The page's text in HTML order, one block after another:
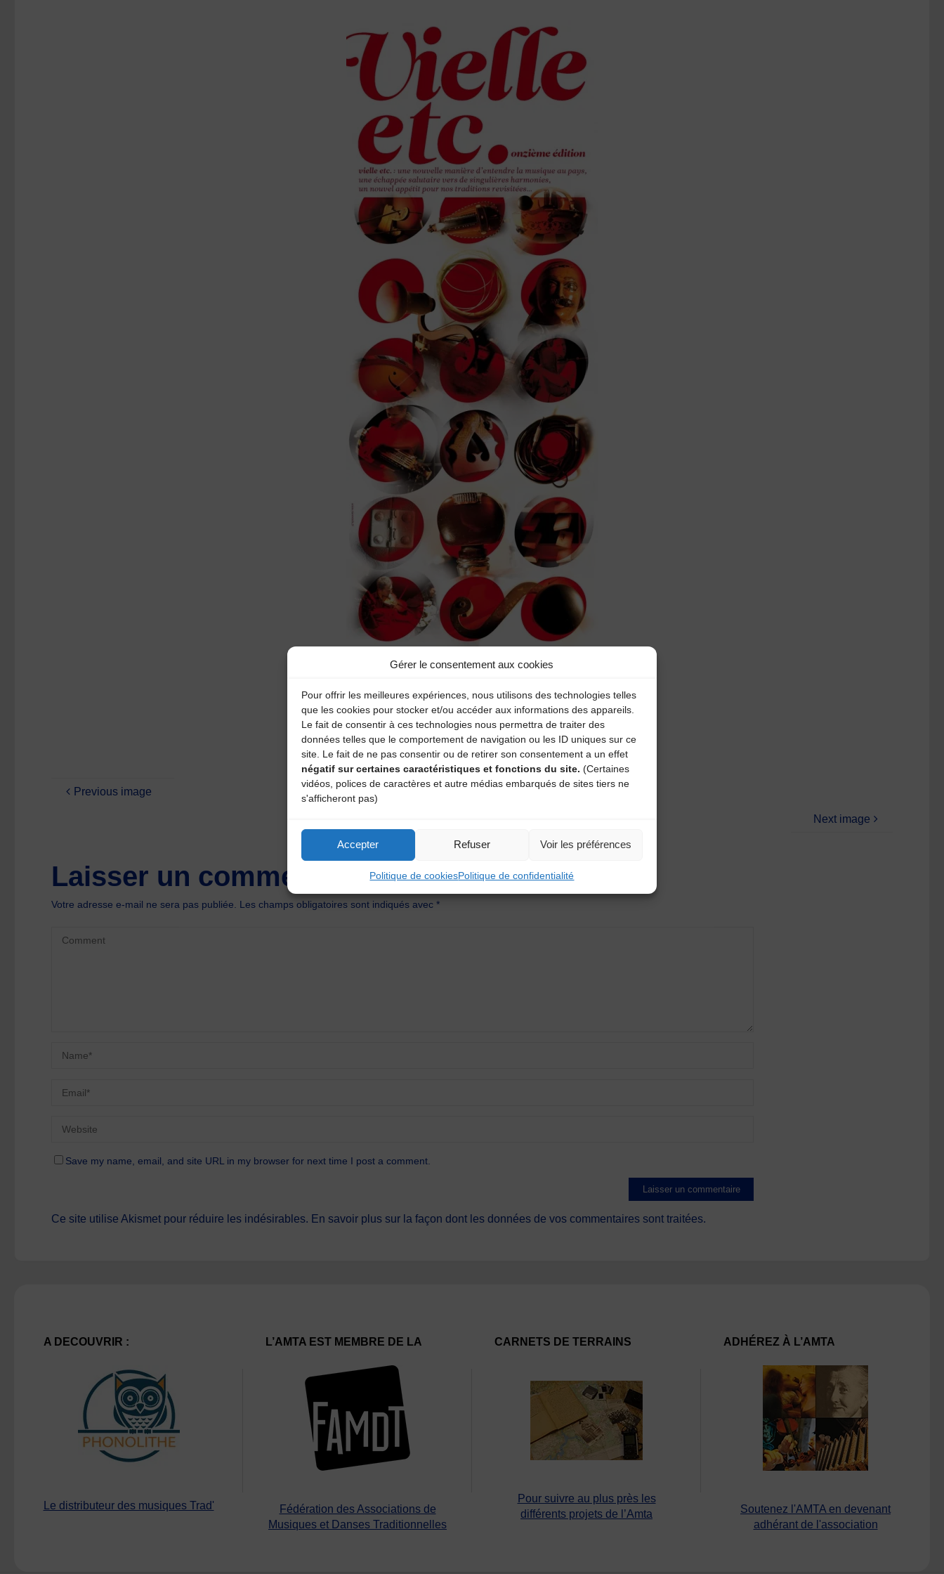
Gérer le consentement aux cookies
Pour offrir les meilleures expériences, nous utilisons des technologies telles
que les cookies pour stocker et/ou accéder aux informations des appareils.
Le fait de consentir à ces technologies nous permettra de traiter des
données telles que le comportement de navigation ou les ID uniques sur ce
site. Le fait de ne pas consentir ou de retirer son consentement a un effet
négatif sur certaines caractéristiques et fonctions du site. (Certaines
vidéos, polices de caractères et autre médias embarqués de sites tiers ne
s'afficheront pas)
Accepter Refuser Voir les préférences
Politique de cookiesPolitique de confidentialité
Previous image
Next image
Laisser un commentaire
Votre adresse e-mail ne sera pas publiée. Les champs obligatoires sont indiqués avec*
Save my name, email, and site URL in my browser for next time I post a comment.
Ce site utilise Akismet pour réduire les indésirables. En savoir plus sur la façon dont les données de vos commentaires sont traitées.
A DECOUVRIR :
Le distributeur des musiques Trad'
L’AMTA EST MEMBRE DE LA
Fédération des Associations de
Musiques et Danses Traditionnelles
CARNETS DE TERRAINS
Pour suivre au plus près les
différents projets de l’Amta
ADHÉREZ À L’AMTA
Soutenez l'AMTA en devenant
adhérant de l'association